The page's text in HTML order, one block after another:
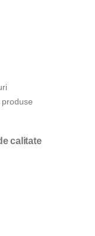
calitate